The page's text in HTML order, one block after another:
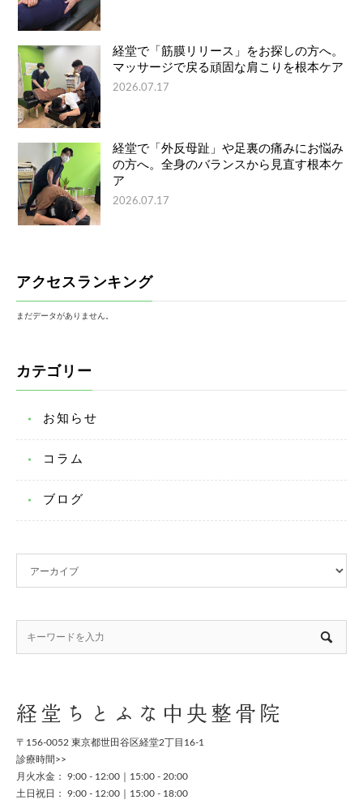
経堂で「筋膜リリース」をお探しの方へ。
マッサージで戻る頑固な肩こりを根本ケア
2026.07.17
経堂で「外反母趾」や足裏の痛みにお悩み
の方へ。全身のバランスから見直す根本ケ
ア
2026.07.17
アクセスランキング
まだデータがありません。
カテゴリー
お知らせ
コラム
ブログ
経堂ちとふな中央整骨院
〒156-0052 東京都世田谷区経堂2丁目16-1
診療時間>>
月火水金： 9:00 - 12:00｜15:00 - 20:00
土日祝日： 9:00 - 12:00｜15:00 - 18:00